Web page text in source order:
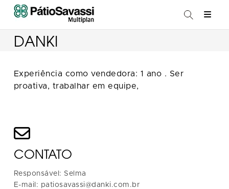
DANKI
CONTATO
Responsável: Selma
E-mail: patiosavassi@danki.com.br
Experiência como vendedora: 1 ano . Ser
proativa, trabalhar em equipe,